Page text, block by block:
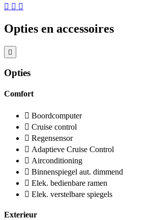
Opties en accessoires
Opties
Comfort
Boordcomputer
Cruise control
Regensensor
Adaptieve Cruise Control
Airconditioning
Binnenspiegel aut. dimmend
Elek. bedienbare ramen
Elek. verstelbare spiegels
Exterieur